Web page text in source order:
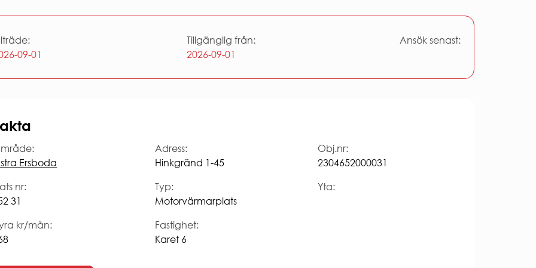
09-01
Tillgänglig från:
2026-09-01
Ansök senast:
Ersboda
Adress:
Hinkgränd 1-45
Obj.nr:
2304652000031
nr:
31
Typ:
Motorvärmarplats
Yta:
kr/mån:
Fastighet:
Karet 6